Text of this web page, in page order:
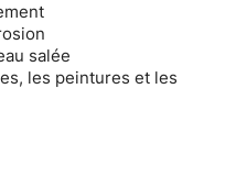
salée
les peintures et les